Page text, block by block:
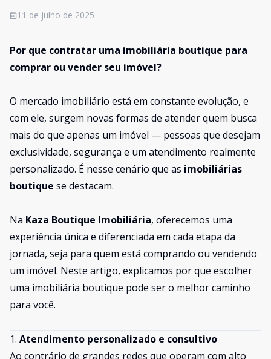
11 de julho de 2025
Por que contratar uma imobiliária boutique para
comprar ou vender seu imóvel?
O mercado imobiliário está em constante evolução, e
com ele, surgem novas formas de atender quem busca
mais do que apenas um imóvel — pessoas que desejam
exclusividade, segurança e um atendimento realmente
personalizado. É nesse cenário que as imobiliárias
boutique se destacam.
Na Kaza Boutique Imobiliária, oferecemos uma
experiência única e diferenciada em cada etapa da
jornada, seja para quem está comprando ou vendendo
um imóvel. Neste artigo, explicamos por que escolher
uma imobiliária boutique pode ser o melhor caminho
para você.
1. Atendimento personalizado e consultivo
Ao contrário de grandes redes que operam com alto